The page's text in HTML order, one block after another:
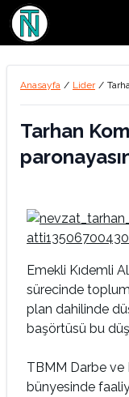
Anasayfa / Lider /
Tarhan
Emekli Kıdemli
sürecinde
plan dahilinde
başörtüsü bu
TBMM Darbe ve
bünyesinde